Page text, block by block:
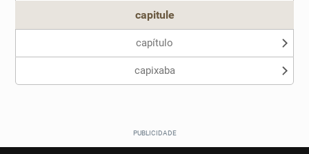
capitule
capítulo
capixaba